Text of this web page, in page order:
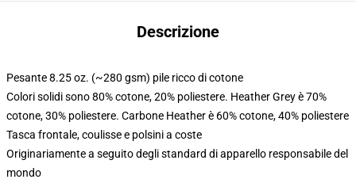
Descrizione
Pesante 8.25 oz. (~280 gsm) pile ricco di cotone
Colori solidi sono 80% cotone, 20% poliestere. Heather Grey è 70%
cotone, 30% poliestere. Carbone Heather è 60% cotone, 40% poliestere
Tasca frontale, coulisse e polsini a coste
Originariamente a seguito degli standard di apparello responsabile del
mondo